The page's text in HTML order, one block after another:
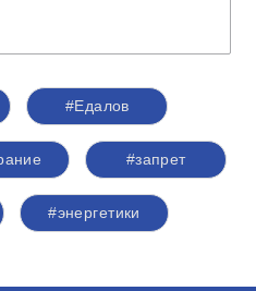
#Едалов
#запрет
#энергетики